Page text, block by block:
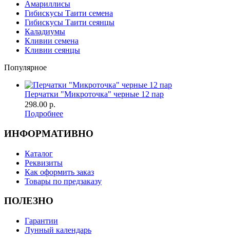
Амариллисы
Гибискусы Таити семена
Гибискусы Таити сеянцы
Каладиумы
Кливии семена
Кливии сеянцы
Популярное
Перчатки "Микроточка" черные 12 пар
298.00 р.
Подробнее
ИНФОРМАТИВНО
Каталог
Реквизиты
Как оформить заказ
Товары по предзаказу
ПОЛЕЗНО
Гарантии
Лунный календарь